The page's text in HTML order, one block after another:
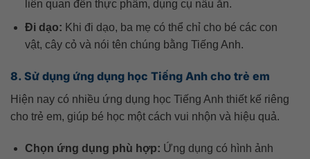
liên quan đến thực phẩm, dụng cụ nấu ăn.
Đi dạo: Khi đi dạo, ba mẹ có thể chỉ cho bé các con
vật, cây cỏ và nói tên chúng bằng Tiếng Anh.
8. Sử dụng ứng dụng học Tiếng Anh cho trẻ em
Hiện nay có nhiều ứng dụng học Tiếng Anh thiết kế riêng
cho trẻ em, giúp bé học một cách vui nhộn và hiệu quả.
Chọn ứng dụng phù hợp: Ứng dụng có hình ảnh